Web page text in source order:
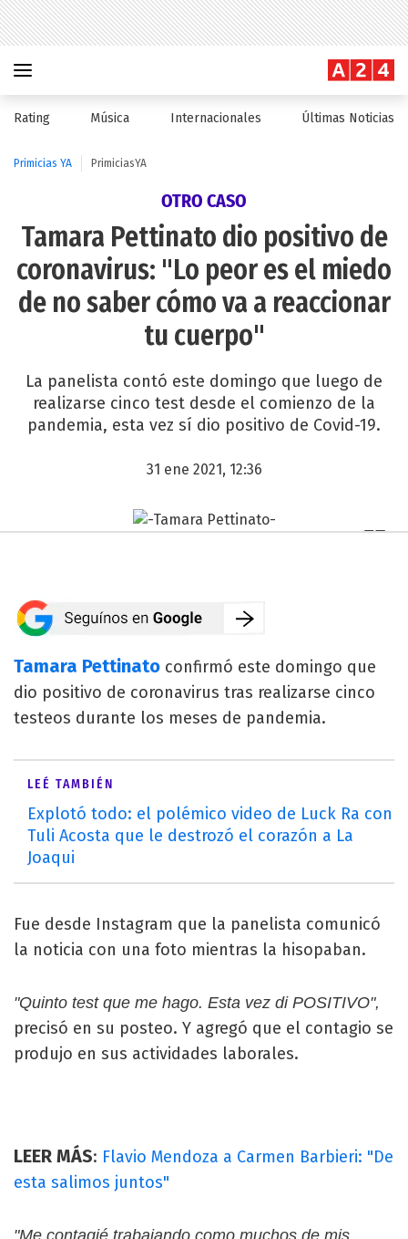
Rating Música Internacionales Últimas Noticias
Primicias YA PrimiciasYA
OTRO CASO
Tamara Pettinato dio positivo de
coronavirus: "Lo peor es el miedo
de no saber cómo va a reaccionar
tu cuerpo"
La panelista contó este domingo que luego de
realizarse cinco test desde el comienzo de la
pandemia, esta vez sí dio positivo de Covid-19.
31 ene 2021, 12:36
Tamara Pettinato confirmó este domingo que
dio positivo de coronavirus tras realizarse cinco
testeos durante los meses de pandemia.
LEÉ TAMBIÉN
Explotó todo: el polémico video de Luck Ra con
Tuli Acosta que le destrozó el corazón a La
Joaqui
Fue desde Instagram que la panelista comunicó
la noticia con una foto mientras la hisopaban.
"Quinto test que me hago. Esta vez di POSITIVO",
precisó en su posteo. Y agregó que el contagio se
produjo en sus actividades laborales.
LEER MÁS: Flavio Mendoza a Carmen Barbieri: "De
esta salimos juntos"
"Me contagié trabajando como muchos de mis